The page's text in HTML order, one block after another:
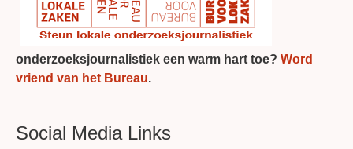
onderzoeksjournalistiek een warm hart toe? Word
vriend van het Bureau.
Social Media Links